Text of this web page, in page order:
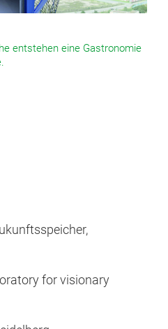
entstehen eine Gastronomie
for visionary